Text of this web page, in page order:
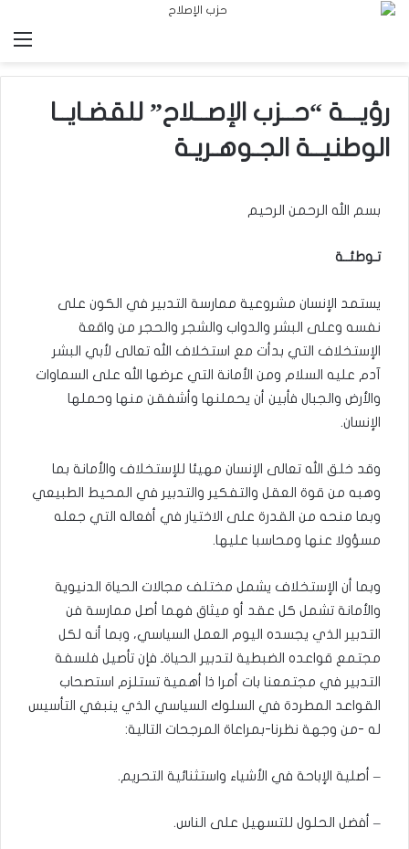
رؤيـــة “حــزب الإصــلاح” للقضـايــا
الوطنيــة الجـوهـريـة
بسم الله الرحمن الرحيم
تـوطئــة
يستمد الإنسان مشروعية ممارسة التدبير في الكون على
نفسه وعلى البشر والدواب والشجر والحجر من واقعة
الإستخلاف التي بدأت مع استخلاف الله تعالى لأبي البشر
آدم عليه السلام ومن الأمانة التي عرضها الله على السماوات
والأرض والجبال فأبين أن يحملنها وأشفقن منها وحملها
الإنسان.
وقد خلق الله تعالى الإنسان مهيئا للإستخلاف والأمانة بما
وهبه من قوة العقل والتفكير والتدبير في المحيط الطبيعي
وبما منحه من القدرة على الاختيار في أفعاله التي جعله
مسؤولا عنها ومحاسبا عليها.
وبما أن الإستخلاف يشمل مختلف مجالات الحياة الدنيوية
والأمانة تشمل كل عقد أو ميثاق فهما أصل ممارسة فن
التدبير الذي يجسده اليوم العمل السياسي، وبما أنه لكل
مجتمع قواعده الضبطية لتدبير الحياةـ فإن تأصيل فلسفة
التدبير في مجتمعنا بات أمرا ذا أهمية تستلزم استصحاب
القواعد المطردة في السلوك السياسي الذي ينبغي التأسيس
له -من وجهة نظرنا-بمراعاة المرجحات التالية:
– أصلية الإباحة في الأشياء واستثنائية التحريم.
– أفضل الحلول للتسهيل على الناس.